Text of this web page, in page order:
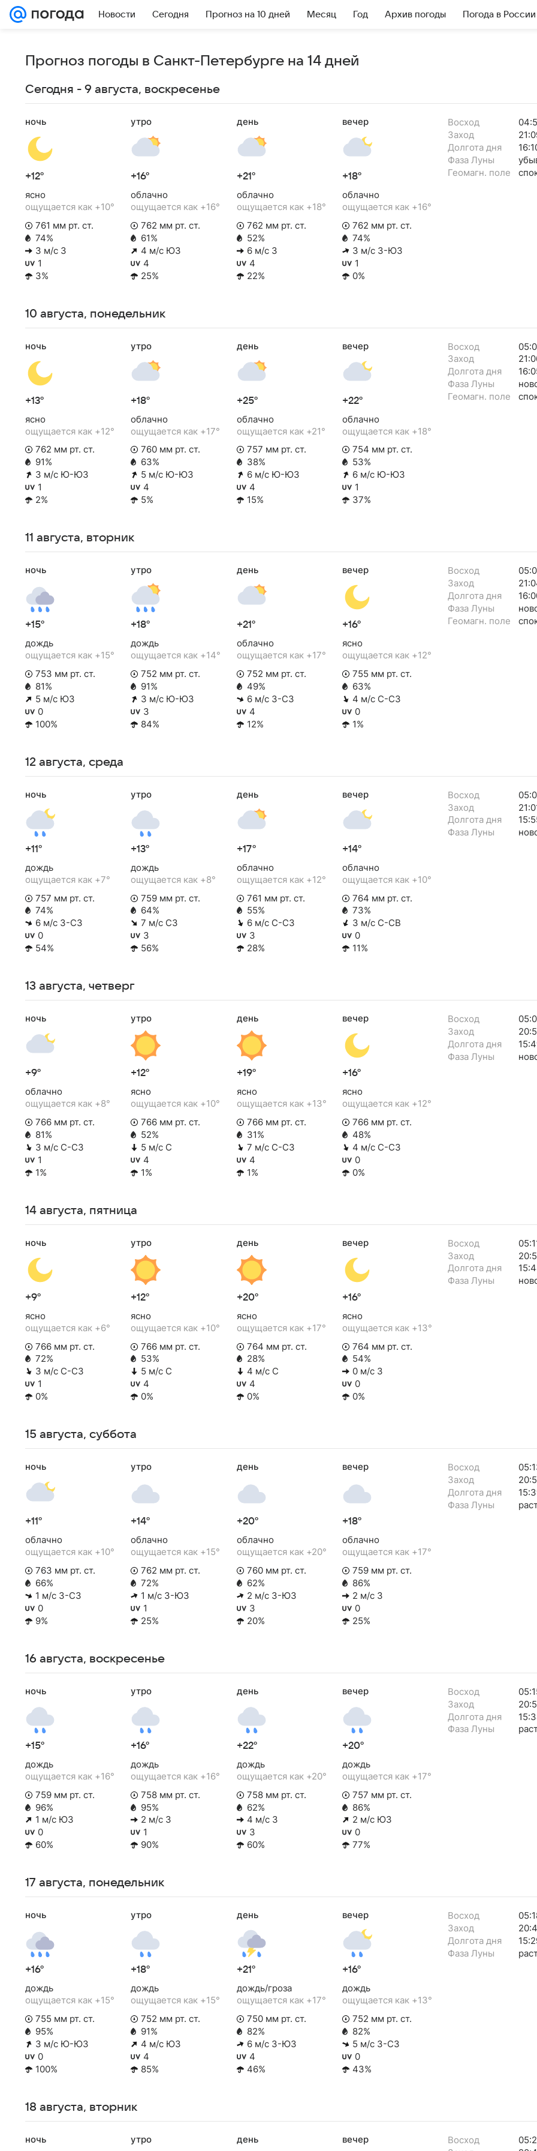
Новости Сегодня Прогноз на 10 дней Месяц Год Архив погоды Погода в России
Прогноз погоды в Санкт-Петербурге на 14 дней
Сегодня - 9 августа, воскресенье
ночь
+12°
ясно
ощущается как +10°
761 мм рт. ст.
74%
3 м/с З
1
3%
утро
+16°
облачно
ощущается как +16°
762 мм рт. ст.
61%
4 м/с ЮЗ
4
25%
день
+21°
облачно
ощущается как +18°
762 мм рт. ст.
52%
6 м/с З
4
22%
вечер
+18°
облачно
ощущается как +16°
762 мм рт. ст.
74%
3 м/с З-ЮЗ
1
0%
Восход
Заход
Долгота дня
Фаза Луны
Геомагн. поле
10 августа, понедельник
ночь
+13°
ясно
ощущается как +12°
762 мм рт. ст.
91%
3 м/с Ю-ЮЗ
1
2%
утро
+18°
облачно
ощущается как +17°
760 мм рт. ст.
63%
5 м/с Ю-ЮЗ
4
5%
день
+25°
облачно
ощущается как +21°
757 мм рт. ст.
38%
6 м/с Ю-ЮЗ
4
15%
вечер
+22°
облачно
ощущается как +18°
754 мм рт. ст.
53%
6 м/с Ю-ЮЗ
1
37%
Восход
Заход
Долгота дня
Фаза Луны
Геомагн. поле
11 августа, вторник
ночь
+15°
дождь
ощущается как +15°
753 мм рт. ст.
81%
5 м/с ЮЗ
0
100%
утро
+18°
дождь
ощущается как +14°
752 мм рт. ст.
91%
3 м/с Ю-ЮЗ
3
84%
день
+21°
облачно
ощущается как +17°
752 мм рт. ст.
49%
6 м/с З-СЗ
4
12%
вечер
+16°
ясно
ощущается как +12°
755 мм рт. ст.
63%
4 м/с С-СЗ
0
1%
Восход
Заход
Долгота дня
Фаза Луны
Геомагн. поле
12 августа, среда
ночь
+11°
дождь
ощущается как +7°
757 мм рт. ст.
74%
6 м/с З-СЗ
0
54%
утро
+13°
дождь
ощущается как +8°
759 мм рт. ст.
64%
7 м/с СЗ
3
56%
день
+17°
облачно
ощущается как +12°
761 мм рт. ст.
55%
6 м/с С-СЗ
3
28%
вечер
+14°
облачно
ощущается как +10°
764 мм рт. ст.
73%
3 м/с С-СВ
0
11%
Восход
Заход
Долгота дня
Фаза Луны
13 августа, четверг
ночь
+9°
облачно
ощущается как +8°
766 мм рт. ст.
81%
3 м/с С-СЗ
1
1%
утро
+12°
ясно
ощущается как +10°
766 мм рт. ст.
52%
5 м/с С
4
1%
день
+19°
ясно
ощущается как +13°
766 мм рт. ст.
31%
7 м/с С-СЗ
4
1%
вечер
+16°
ясно
ощущается как +12°
766 мм рт. ст.
48%
4 м/с С-СЗ
0
0%
Восход
Заход
Долгота дня
Фаза Луны
14 августа, пятница
ночь
+9°
ясно
ощущается как +6°
766 мм рт. ст.
72%
3 м/с С-СЗ
1
0%
утро
+12°
ясно
ощущается как +10°
766 мм рт. ст.
53%
5 м/с С
4
0%
день
+20°
ясно
ощущается как +17°
764 мм рт. ст.
28%
4 м/с С
4
0%
вечер
+16°
ясно
ощущается как +13°
764 мм рт. ст.
54%
0 м/с З
0
0%
Восход
Заход
Долгота дня
Фаза Луны
15 августа, суббота
ночь
+11°
облачно
ощущается как +10°
763 мм рт. ст.
66%
1 м/с З-СЗ
0
9%
утро
+14°
облачно
ощущается как +15°
762 мм рт. ст.
72%
1 м/с З-ЮЗ
1
25%
день
+20°
облачно
ощущается как +20°
760 мм рт. ст.
62%
2 м/с З-ЮЗ
3
20%
вечер
+18°
облачно
ощущается как +17°
759 мм рт. ст.
86%
2 м/с З
0
25%
Восход
Заход
Долгота дня
Фаза Луны
16 августа, воскресенье
ночь
+15°
дождь
ощущается как +16°
759 мм рт. ст.
96%
1 м/с ЮЗ
0
60%
утро
+16°
дождь
ощущается как +16°
758 мм рт. ст.
95%
2 м/с З
1
90%
день
+22°
дождь
ощущается как +20°
758 мм рт. ст.
62%
4 м/с З
3
60%
вечер
+20°
дождь
ощущается как +17°
757 мм рт. ст.
86%
2 м/с ЮЗ
0
77%
Восход
Заход
Долгота дня
Фаза Луны
17 августа, понедельник
ночь
+16°
дождь
ощущается как +15°
755 мм рт. ст.
95%
3 м/с Ю-ЮЗ
0
100%
утро
+18°
дождь
ощущается как +15°
752 мм рт. ст.
91%
4 м/с ЮЗ
4
85%
день
+21°
дождь/гроза
ощущается как +17°
750 мм рт. ст.
82%
6 м/с З-ЮЗ
4
46%
вечер
+16°
дождь
ощущается как +13°
752 мм рт. ст.
82%
5 м/с З-СЗ
0
43%
Восход
Заход
Долгота дня
Фаза Луны
18 августа, вторник
ночь утро день вечер Восход